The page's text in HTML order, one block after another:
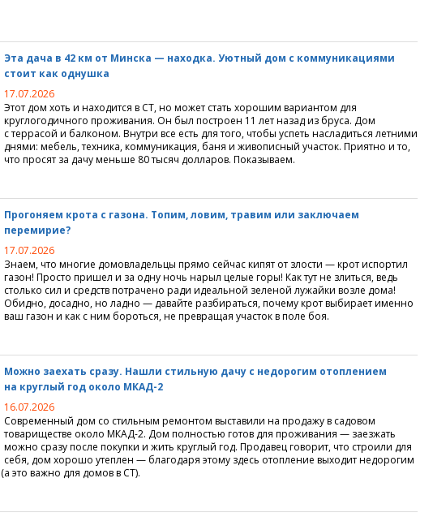
Эта дача в 42 км от Минска — находка. Уютный дом с коммуникациями
стоит как однушка
17.07.2026
Этот дом хоть и находится в СТ, но может стать хорошим вариантом для
круглогодичного проживания. Он был построен 11 лет назад из бруса. Дом
с террасой и балконом. Внутри все есть для того, чтобы успеть насладиться летними
днями: мебель, техника, коммуникация, баня и живописный участок. Приятно и то,
что просят за дачу меньше 80 тысяч долларов. Показываем.
Прогоняем крота с газона. Топим, ловим, травим или заключаем
перемирие?
17.07.2026
Знаем, что многие домовладельцы прямо сейчас кипят от злости — крот испортил
газон! Просто пришел и за одну ночь нарыл целые горы! Как тут не злиться, ведь
столько сил и средств потрачено ради идеальной зеленой лужайки возле дома!
Обидно, досадно, но ладно — давайте разбираться, почему крот выбирает именно
ваш газон и как с ним бороться, не превращая участок в поле боя.
Можно заехать сразу. Нашли стильную дачу с недорогим отоплением
на круглый год около МКАД-2
16.07.2026
Современный дом со стильным ремонтом выставили на продажу в садовом
товариществе около МКАД-2. Дом полностью готов для проживания — заезжать
можно сразу после покупки и жить круглый год. Продавец говорит, что строили для
себя, дом хорошо утеплен — благодаря этому здесь отопление выходит недорогим
(а это важно для домов в СТ).